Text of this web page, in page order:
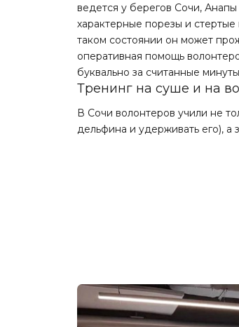
ведется у берегов Сочи,
характерные порезы и
таком состоянии он может
оперативная помощь
буквально за считанные
Тренинг на суше и на
В Сочи волонтеров учили не
дельфина и удерживать его), а